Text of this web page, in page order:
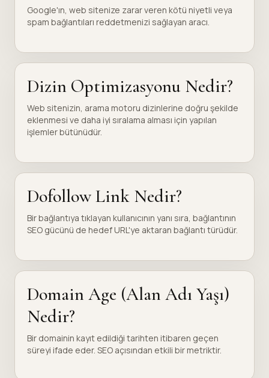
Google'ın, web sitenize zarar veren kötü niyetli veya
spam bağlantıları reddetmenizi sağlayan aracı.
Dizin Optimizasyonu Nedir?
Web sitenizin, arama motoru dizinlerine doğru şekilde
eklenmesi ve daha iyi sıralama alması için yapılan
işlemler bütünüdür.
Dofollow Link Nedir?
Bir bağlantıya tıklayan kullanıcının yanı sıra, bağlantının
SEO gücünü de hedef URL'ye aktaran bağlantı türüdür.
Domain Age (Alan Adı Yaşı)
Nedir?
Bir domainin kayıt edildiği tarihten itibaren geçen
süreyi ifade eder. SEO açısından etkili bir metriktir.